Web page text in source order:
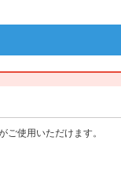
使用いただけます。